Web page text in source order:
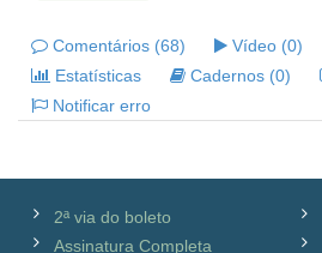
Comentários (68) Vídeo (0)
Estatísticas
Cadernos (0)
Notificar erro
2ª via do boleto
Assinatura Completa